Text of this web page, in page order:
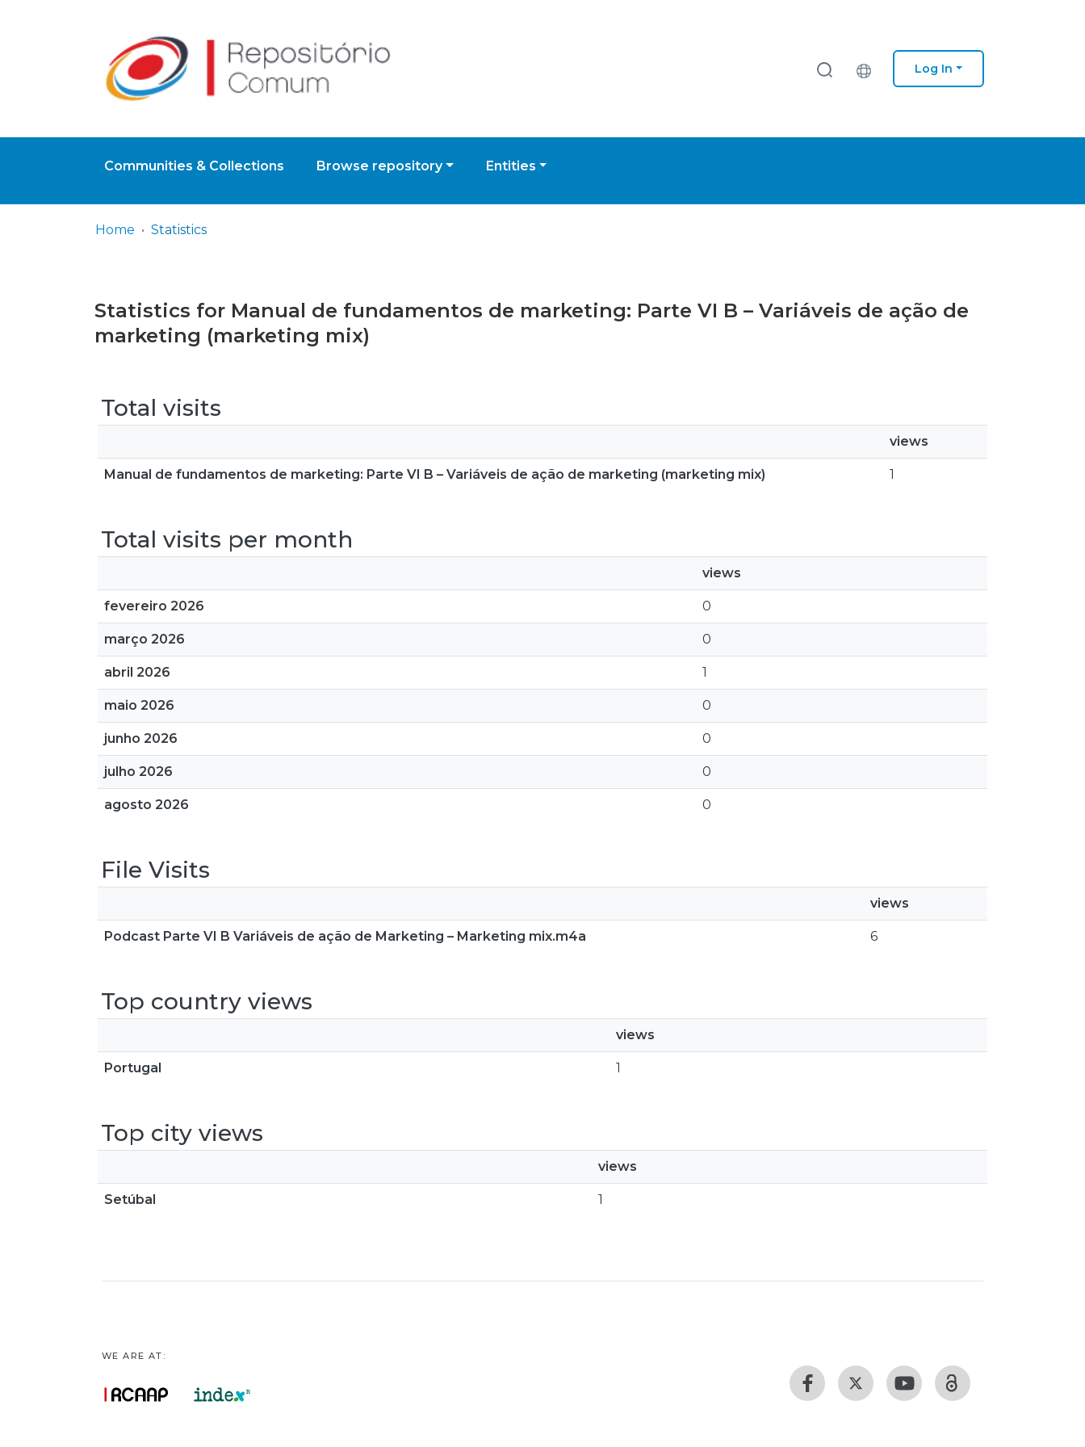
Log In
Communities & Collections Browse repository Entities
Home Statistics
Statistics for Manual de fundamentos de marketing: Parte VI B – Variáveis de ação de
marketing (marketing mix)
Total visits
views
Manual de fundamentos de marketing: Parte VI B – Variáveis de ação de marketing (marketing mix) 1
Total visits per month
views
fevereiro 2026 0
março 2026 0
abril 2026 1
maio 2026 0
junho 2026 0
julho 2026 0
agosto 2026 0
File Visits
views
Podcast Parte VI B Variáveis de ação de Marketing – Marketing mix.m4a 6
Top country views
views
Portugal 1
Top city views
views
Setúbal 1
WE ARE AT: